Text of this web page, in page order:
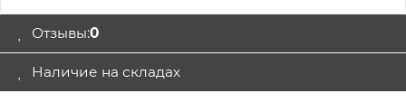
Отзывы:0
Наличие на складах